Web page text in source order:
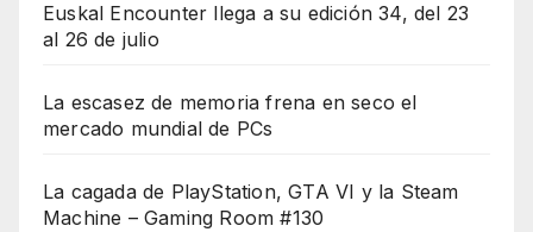
Euskal Encounter llega a su edición 34, del 23
al 26 de julio
La escasez de memoria frena en seco el
mercado mundial de PCs
La cagada de PlayStation, GTA VI y la Steam
Machine – Gaming Room #130